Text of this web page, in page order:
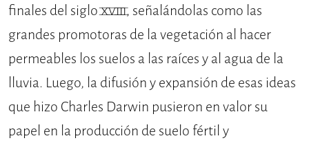
finales del siglo XVIII, señalándolas como las
grandes promotoras de la vegetación al hacer
permeables los suelos a las raíces y al agua de la
lluvia. Luego, la difusión y expansión de esas ideas
que hizo Charles Darwin pusieron en valor su
papel en la producción de suelo fértil y